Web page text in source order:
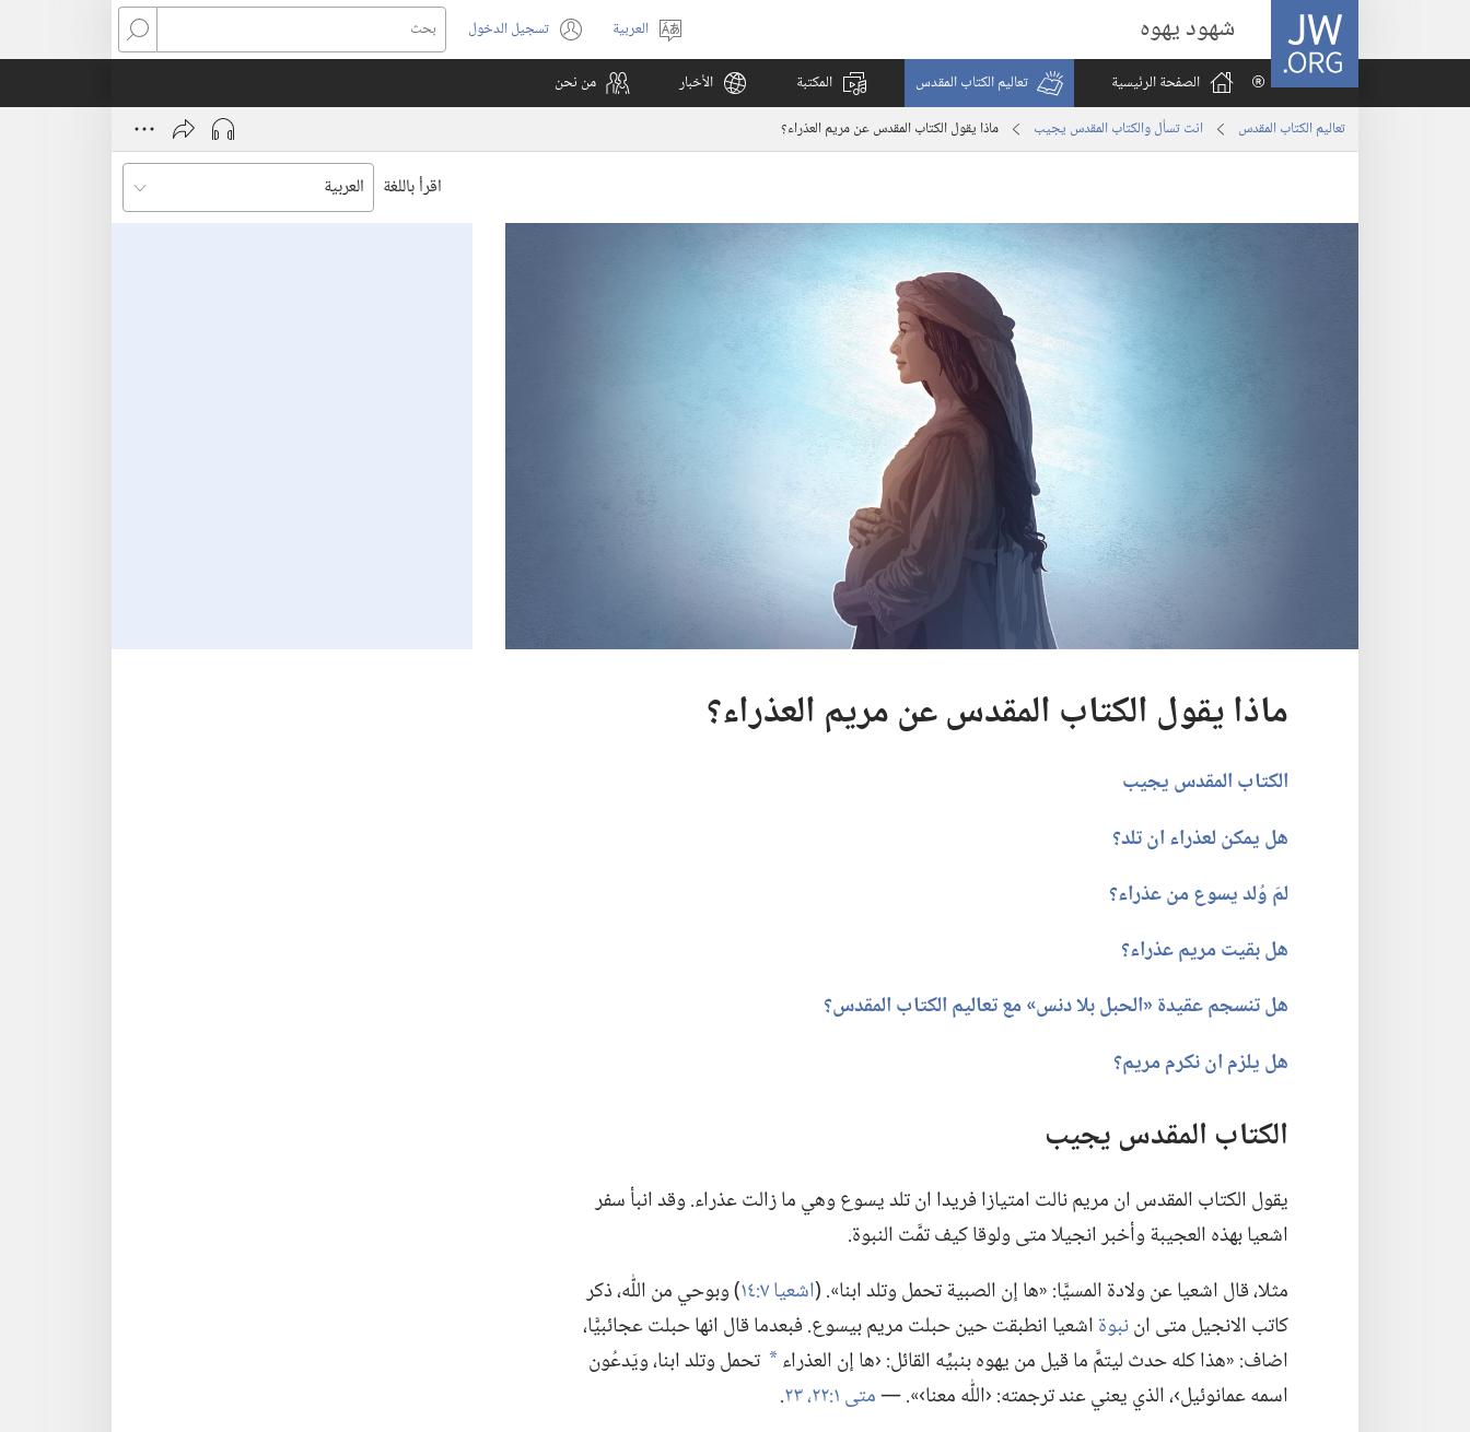
JW.ORG شهود يهوه
اختر
اللغة
العربية تسجيل الدخول
(يفتح
نافذة
بحث
الصفحة الرئيسية
تعاليم الكتاب المقدس المكتبة الأخبار من نحن
تعاليم الكتاب المقدس انت تسأل والكتاب المقدس يجيب ماذا يقول الكتاب المقدس عن مريم العذراء؟‏
اقرأ باللغة
ماذا يقول الكتاب المقدس عن مريم العذراء؟‏
الكتاب المقدس يجيب
هل يمكن لعذراء ان تلد؟‏
لمَ وُلد يسوع من عذراء؟‏
هل بقيت مريم عذراء؟‏
هل تنسجم عقيدة «الحبل بلا دنس» مع تعاليم الكتاب المقدس؟‏
هل يلزم ان نكرم مريم؟‏
الكتاب المقدس يجيب
يقول الكتاب المقدس ان مريم نالت امتيازا فريدا ان تلد يسوع وهي ما زالت عذراء.‏ وقد انبأ سفر
اشعيا بهذه العجيبة وأخبر انجيلا متى ولوقا كيف تمَّت النبوة.‏
مثلا،‏ قال اشعيا عن ولادة المسيَّا:‏ «ها إن الصبية تحمل وتلد ابنا».‏ (‏اشعيا ٧:‏١٤
‏)‏ وبوحي من اللّٰه،‏ ذكر
كاتب الانجيل متى اننبوةاشعيا انطبقت حين حبلت مريم بيسوع.‏ فبعدما قال انها حبلت عجائبيًّا،‏
اضاف:‏ «هذا كله حدث ليتمَّ ما قيل من يهوه بنبيِّه القائل:‏ ‹ها إن العذراء a تحمل وتلد ابنا،‏ ويَدعُون
اسمه عمانوئيل›،‏ الذي يعني عند ترجمته:‏ ‹اللّٰه معنا›».‏ —‏متى ١:‏٢٢،‏ ٢٣
‏.‏